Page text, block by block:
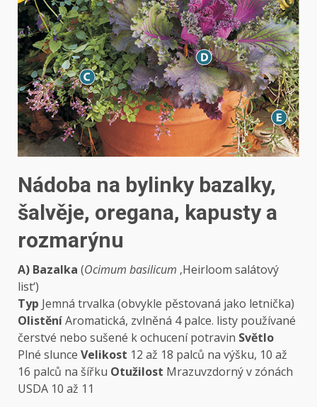
Nádoba na bylinky bazalky,
šalvěje, oregana, kapusty a
rozmarýnu
A) Bazalka (Ocimum basilicum ‚Heirloom salátový
list‘)
Typ Jemná trvalka (obvykle pěstovaná jako letnička)
OlistěníAromatická, zvlněná 4 palce. listy používané
čerstvé nebo sušené k ochucení potravin Světlo
Plné slunce Velikost 12 až 18 palců na výšku, 10 až
16 palců na šířku Otužilost Mrazuvzdorný v zónách
USDA 10 až 11